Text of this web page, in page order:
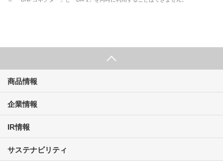
商品情報
企業情報
IR情報
サステナビリティ